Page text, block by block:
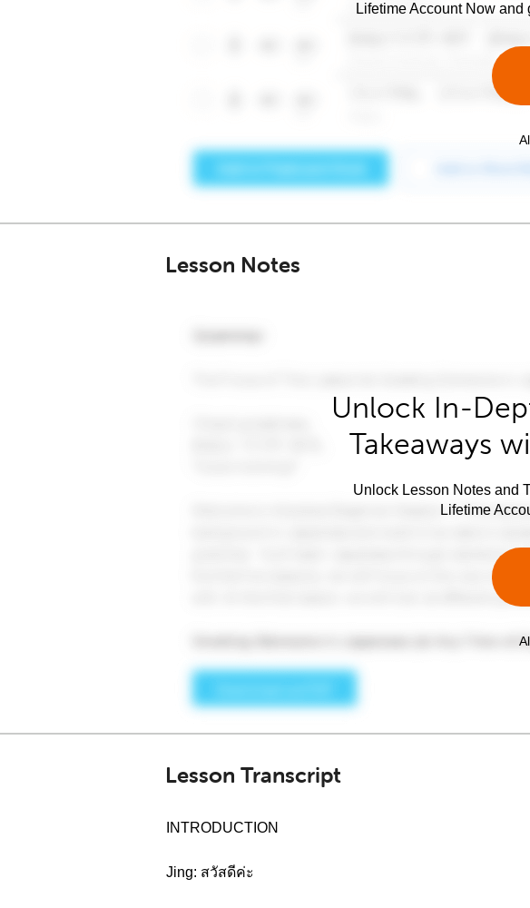
Lifetime Account Now
Lesson Notes
Unlock In-
Takeaways
Unlock Lesson Notes and
Lifetime
Lesson Transcript
INTRODUCTION
Jing: สวัสดีค่ะ